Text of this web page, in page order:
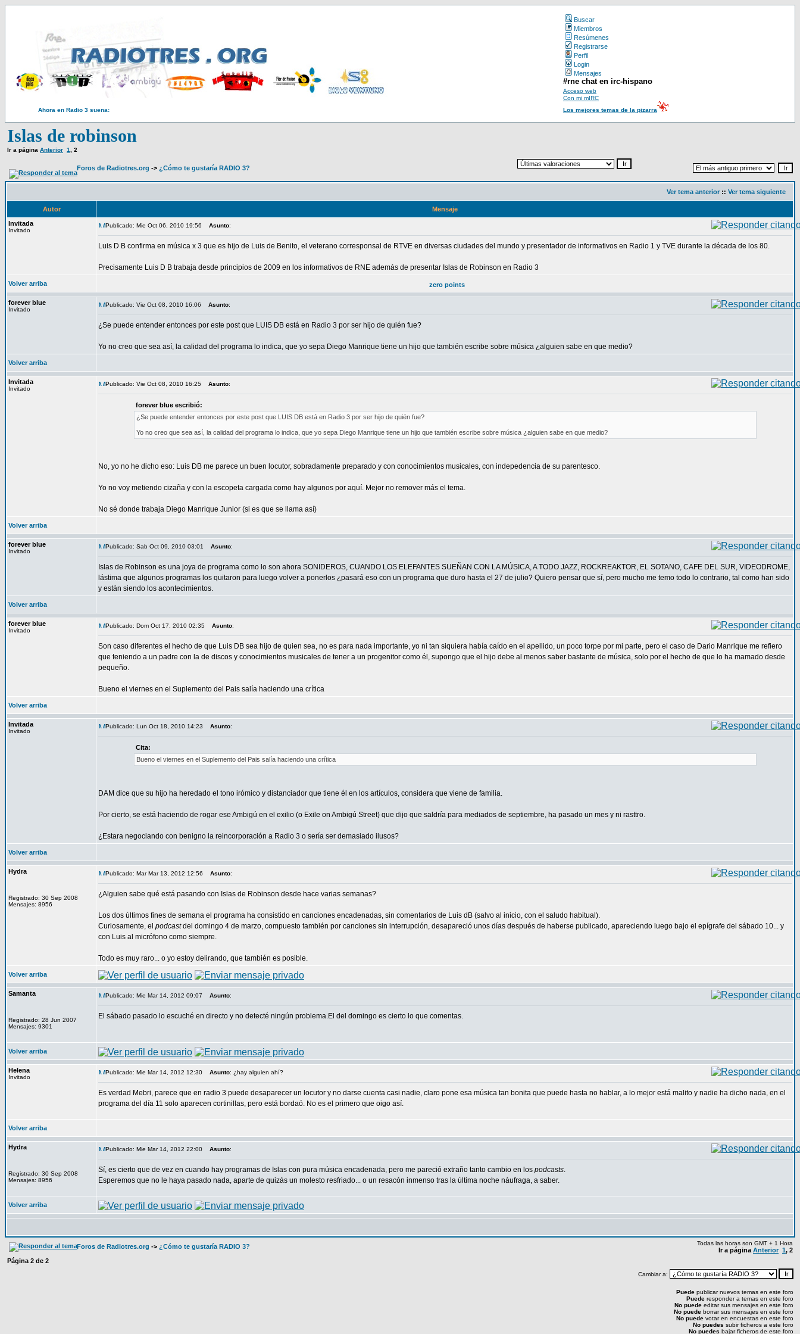
Buscar
Miembros
Resúmenes
Registrarse
Perfil
Login
Mensajes
#rne chat en irc-hispano
Acceso web
Con mi mIRC
Ahora en Radio 3 suena:
Los mejores temas de la pizarra
Islas de robinson
Ir a página Anterior 1 2
Foros de Radiotres.org -> ¿Cómo te gustaría RADIO 3?
Ver tema anterior :: Ver tema siguiente
Autor
Mensaje
Invitada
Invitado
Publicado: Mie Oct 06, 2010 19:56 Asunto:
Luis D B confirma en música x 3 que es hijo de Luis de Benito, el veterano corresponsal de RTVE en diversas ciudades del mundo y presentador de informativos en Radio 1 y TVE durante la década de los 80.
Precisamente Luis D B trabaja desde principios de 2009 en los informativos de RNE además de presentar Islas de Robinson en Radio 3
Volver arriba zero points
forever blue
Invitado
Publicado: Vie Oct 08, 2010 16:06 Asunto:
¿Se puede entender entonces por este post que LUIS DB está en Radio 3 por ser hijo de quién fue?
Yo no creo que sea así, la calidad del programa lo indica, que yo sepa Diego Manrique tiene un hijo que también escribe sobre música ¿alguien sabe en que medio?
Volver arriba
Invitada
Invitado
Publicado: Vie Oct 08, 2010 16:25 Asunto:
forever blue escribió:
¿Se puede entender entonces por este post que LUIS DB está en Radio 3 por ser hijo de quién fue?
Yo no creo que sea así, la calidad del programa lo indica, que yo sepa Diego Manrique tiene un hijo que también escribe sobre música ¿alguien sabe en que medio?
No, yo no he dicho eso: Luis DB me parece un buen locutor, sobradamente preparado y con conocimientos musicales, con indepedencia de su parentesco.
Yo no voy metiendo cizaña y con la escopeta cargada como hay algunos por aquí. Mejor no remover más el tema.
No sé donde trabaja Diego Manrique Junior (si es que se llama así)
Volver arriba
forever blue
Invitado
Publicado: Sab Oct 09, 2010 03:01 Asunto:
Islas de Robinson es una joya de programa como lo son ahora SONIDEROS, CUANDO LOS ELEFANTES SUEÑAN CON LA MÚSICA, A TODO JAZZ, ROCKREAKTOR, EL SOTANO, CAFE DEL SUR, VIDEODROME,
lástima que algunos programas los quitaron para luego volver a ponerlos ¿pasará eso con un programa que duro hasta el 27 de julio? Quiero pensar que sí, pero mucho me temo todo lo contrario, tal como han sido
y están siendo los acontecimientos.
Volver arriba
forever blue
Invitado
Publicado: Dom Oct 17, 2010 02:35 Asunto:
Son caso diferentes el hecho de que Luis DB sea hijo de quien sea, no es para nada importante, yo ni tan siquiera había caído en el apellido, un poco torpe por mi parte, pero el caso de Dario Manrique me refiero
que teniendo a un padre con la de discos y conocimientos musicales de tener a un progenitor como él, supongo que el hijo debe al menos saber bastante de música, solo por el hecho de que lo ha mamado desde
pequeño.
Bueno el viernes en el Suplemento del Pais salía haciendo una crítica
Volver arriba
Invitada
Invitado
Publicado: Lun Oct 18, 2010 14:23 Asunto:
Cita:
Bueno el viernes en el Suplemento del Pais salía haciendo una crítica
DAM dice que su hijo ha heredado el tono irómico y distanciador que tiene él en los artículos, considera que viene de familia.
Por cierto, se está haciendo de rogar ese Ambigú en el exilio (o Exile on Ambigú Street) que dijo que saldría para mediados de septiembre, ha pasado un mes y ni rasttro.
¿Estara negociando con benigno la reincorporación a Radio 3 o sería ser demasiado ilusos?
Volver arriba
Hydra
Registrado: 30 Sep 2008
Mensajes: 8956
Publicado: Mar Mar 13, 2012 12:56 Asunto:
¿Alguien sabe qué está pasando con Islas de Robinson desde hace varias semanas?
Los dos últimos fines de semana el programa ha consistido en canciones encadenadas, sin comentarios de Luis dB (salvo al inicio, con el saludo habitual).
Curiosamente, el podcastdel domingo 4 de marzo, compuesto también por canciones sin interrupción, desapareció unos días después de haberse publicado, apareciendo luego bajo el epígrafe del sábado 10... y
con Luis al micrófono como siempre.
Todo es muy raro... o yo estoy delirando, que también es posible.
Volver arriba
Samanta
Registrado: 28 Jun 2007
Mensajes: 9301
Publicado: Mie Mar 14, 2012 09:07 Asunto:
El sábado pasado lo escuché en directo y no detecté ningún problema.El del domingo es cierto lo que comentas.
Volver arriba
Helena
Invitado
Publicado: Mie Mar 14, 2012 12:30 Asunto: ¿hay alguien ahí?
Es verdad Mebri, parece que en radio 3 puede desaparecer un locutor y no darse cuenta casi nadie, claro pone esa música tan bonita que puede hasta no hablar, a lo mejor está malito y nadie ha dicho nada, en el
programa del día 11 solo aparecen cortinillas, pero está bordaó. No es el primero que oigo así.
Volver arriba
Hydra
Registrado: 30 Sep 2008
Mensajes: 8956
Publicado: Mie Mar 14, 2012 22:00 Asunto:
Sí, es cierto que de vez en cuando hay programas de Islas con pura música encadenada, pero me pareció extraño tanto cambio en los podcasts.
Esperemos que no le haya pasado nada, aparte de quizás un molesto resfriado... o un resacón inmenso tras la última noche náufraga, a saber.
Volver arriba
Foros de Radiotres.org -> ¿Cómo te gustaría RADIO 3? Todas las horas son GMT + 1 Hora
Ir a página Anterior 1, 2
Página 2 de 2
Cambiar a:
Puede publicar nuevos temas en este foro
Puede responder a temas en este foro
No puede editar sus mensajes en este foro
No puede borrar sus mensajes en este foro
No puede votar en encuestas en este foro
No puedes subir ficheros a este foro
No puedes bajar ficheros de este foro